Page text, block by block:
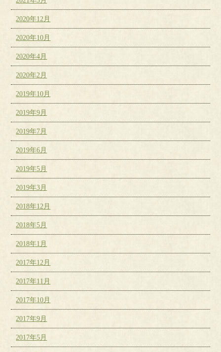
2020年12月
2020年10月
2020年4月
2020年2月
2019年10月
2019年9月
2019年7月
2019年6月
2019年5月
2019年3月
2018年12月
2018年5月
2018年1月
2017年12月
2017年11月
2017年10月
2017年9月
2017年5月